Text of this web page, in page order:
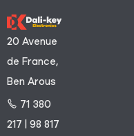
20 Avenue
de France,
Ben Arous
71 380
217 | 98 817